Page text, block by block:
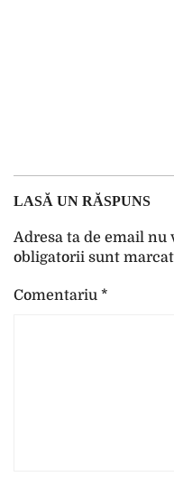
LASĂ UN RĂSPUNS
Adresa ta de email nu
obligatorii sunt
Comentariu *